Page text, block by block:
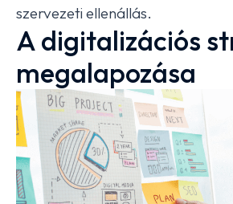
szervezeti ellenállás.
A digitalizációs
megalapozása